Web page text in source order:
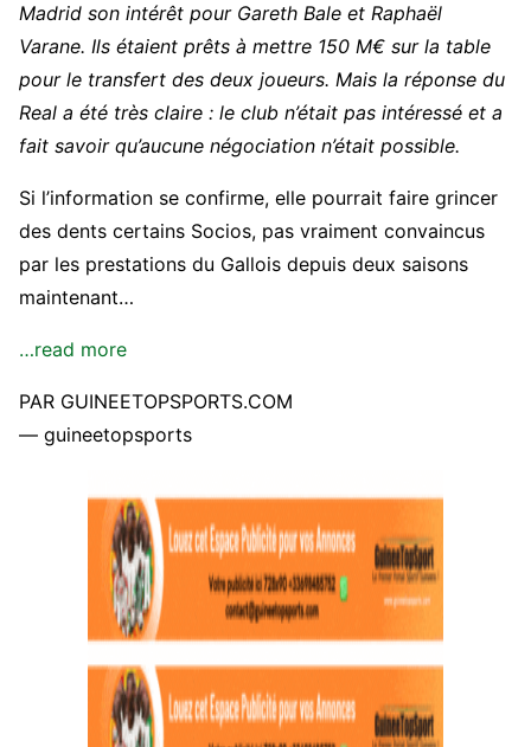
Madrid son intérêt pour Gareth Bale et Raphaël
Varane. Ils étaient prêts à mettre 150 M€ sur la table
pour le transfert des deux joueurs. Mais la réponse du
Real a été très claire : le club n’était pas intéressé et a
fait savoir qu’aucune négociation n’était possible.
Si l’information se confirme, elle pourrait faire grincer
des dents certains Socios, pas vraiment convaincus
par les prestations du Gallois depuis deux saisons
maintenant…
…read more
PAR GUINEETOPSPORTS.COM
— guineetopsports